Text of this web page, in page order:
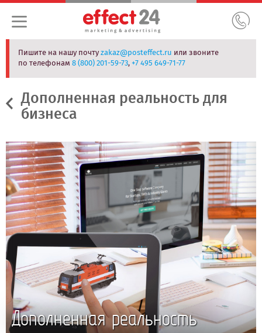
Пишите на нашу почтуzakaz@posteffect.ru или звоните
по телефонам8 (800) 201-59-73,+7 495 649-71-77
Дополненная реальность для
бизнеса
Дополненная реальность